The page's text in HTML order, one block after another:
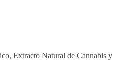
Extracto Natural de Cannabis y